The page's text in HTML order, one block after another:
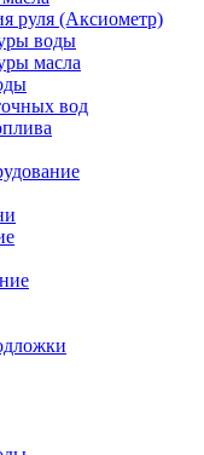
руля (Аксиометр)
воды
масла
вод